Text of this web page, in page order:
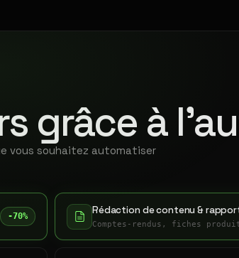
grâce à
vous souhaitez automatiser
-70% Rédaction de contenu &
Comptes-rendus, fiches